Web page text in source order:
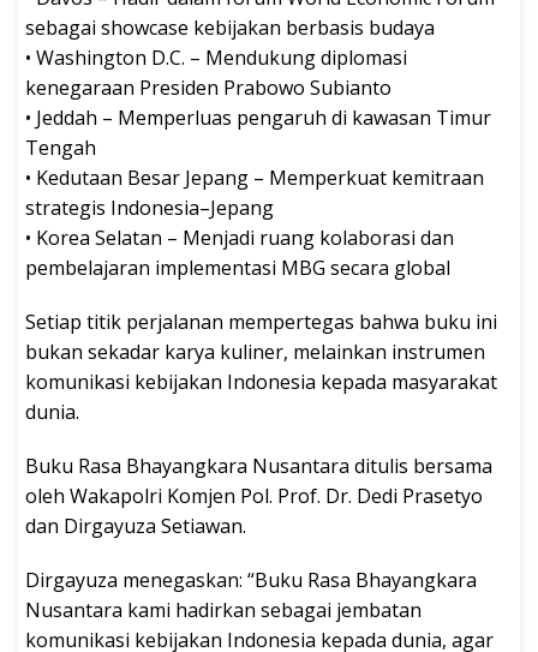
sebagai showcase kebijakan berbasis budaya
• Washington D.C. – Mendukung diplomasi
kenegaraan Presiden Prabowo Subianto
• Jeddah – Memperluas pengaruh di kawasan Timur
Tengah
• Kedutaan Besar Jepang – Memperkuat kemitraan
strategis Indonesia–Jepang
• Korea Selatan – Menjadi ruang kolaborasi dan
pembelajaran implementasi MBG secara global
Setiap titik perjalanan mempertegas bahwa buku ini
bukan sekadar karya kuliner, melainkan instrumen
komunikasi kebijakan Indonesia kepada masyarakat
dunia.
Buku Rasa Bhayangkara Nusantara ditulis bersama
oleh Wakapolri Komjen Pol. Prof. Dr. Dedi Prasetyo
dan Dirgayuza Setiawan.
Dirgayuza menegaskan: “Buku Rasa Bhayangkara
Nusantara kami hadirkan sebagai jembatan
komunikasi kebijakan Indonesia kepada dunia, agar